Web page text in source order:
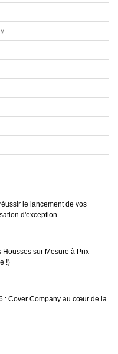
le lancement de vos
d'exception
Housses sur Mesure à Prix
!)
: Cover Company au cœur de la